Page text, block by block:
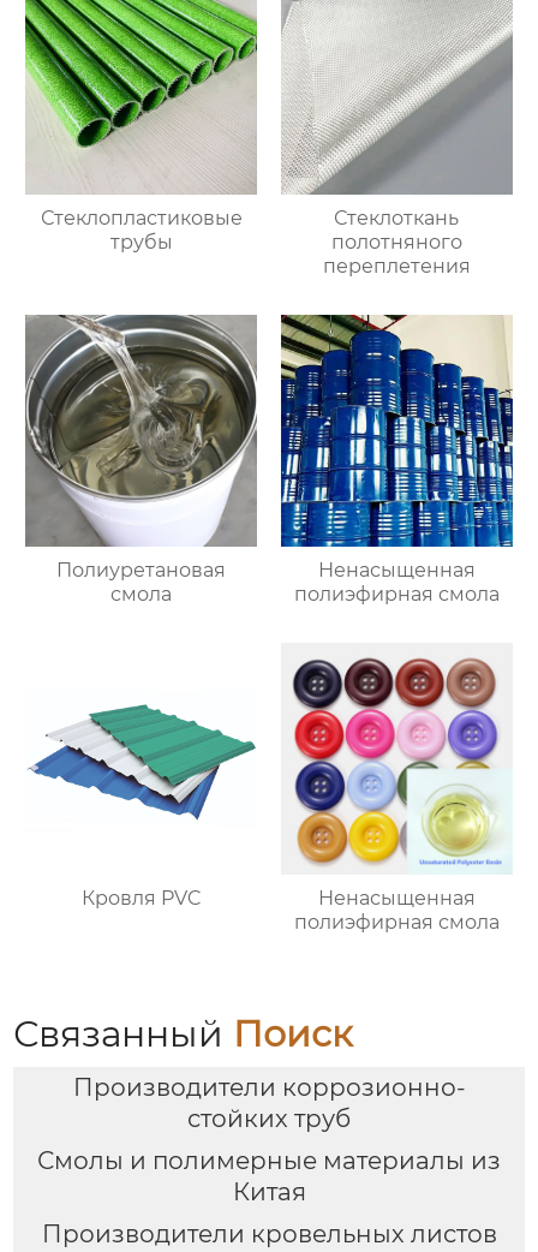
Стеклопластиковые
трубы
Стеклоткань
полотняного
переплетения
Полиуретановая
смола
Ненасыщенная
полиэфирная смола
Кровля PVC
Ненасыщенная
полиэфирная смола
Связанный Поиск
Производители коррозионно-
стойких труб
Смолы и полимерные материалы из
Китая
Производители кровельных листов